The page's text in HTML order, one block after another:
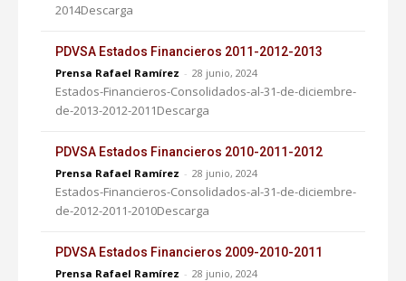
2014Descarga
PDVSA Estados Financieros 2011-2012-2013
Prensa Rafael Ramírez - 28 junio, 2024
Estados-Financieros-Consolidados-al-31-de-diciembre-
de-2013-2012-2011Descarga
PDVSA Estados Financieros 2010-2011-2012
Prensa Rafael Ramírez - 28 junio, 2024
Estados-Financieros-Consolidados-al-31-de-diciembre-
de-2012-2011-2010Descarga
PDVSA Estados Financieros 2009-2010-2011
Prensa Rafael Ramírez - 28 junio, 2024